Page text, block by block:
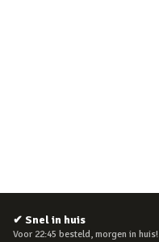
✔ Snel in huis
Voor 22:45 besteld, morgen in huis!